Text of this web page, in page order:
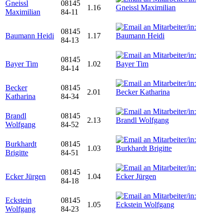
Gneissl
Maximilian
08145
84-11
1.16
Baumann Heidi
08145
84-13
1.17
Bayer Tim
08145
84-14
1.02
Becker
Katharina
08145
84-34
2.01
Brandl
Wolfgang
08145
84-52
2.13
Burkhardt
Brigitte
08145
84-51
1.03
Ecker Jürgen
08145
84-18
1.04
Eckstein
Wolfgang
08145
84-23
1.05